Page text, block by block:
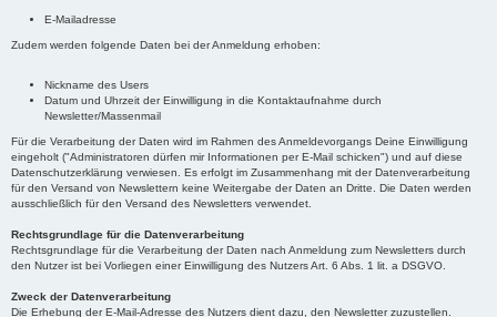
E-Mailadresse
Zudem werden folgende Daten bei der Anmeldung erhoben:
Nickname des Users
Datum und Uhrzeit der Einwilligung in die Kontaktaufnahme durch
Newsletter/Massenmail
Für die Verarbeitung der Daten wird im Rahmen des Anmeldevorgangs Deine Einwilligung
eingeholt ("Administratoren dürfen mir Informationen per E-Mail schicken") und auf diese
Datenschutzerklärung verwiesen. Es erfolgt im Zusammenhang mit der Datenverarbeitung
für den Versand von Newslettern keine Weitergabe der Daten an Dritte. Die Daten werden
ausschließlich für den Versand des Newsletters verwendet.
Rechtsgrundlage für die Datenverarbeitung
Rechtsgrundlage für die Verarbeitung der Daten nach Anmeldung zum Newsletters durch
den Nutzer ist bei Vorliegen einer Einwilligung des Nutzers Art. 6 Abs. 1 lit. a DSGVO.
Zweck der Datenverarbeitung
Die Erhebung der E-Mail-Adresse des Nutzers dient dazu, den Newsletter zuzustellen.